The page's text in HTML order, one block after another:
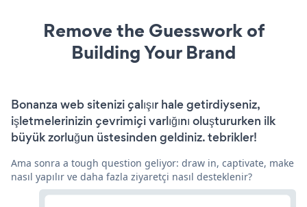
Remove the Guesswork of
Building Your Brand
Bonanza web sitenizi çalışır hale getirdiyseniz,
işletmelerinizin çevrimiçi varlığını oluştururken ilk
büyük zorluğun üstesinden geldiniz. tebrikler!
Ama sonra a tough question geliyor: draw in, captivate, make
nasıl yapılır ve daha fazla ziyaretçi nasıl desteklenir?